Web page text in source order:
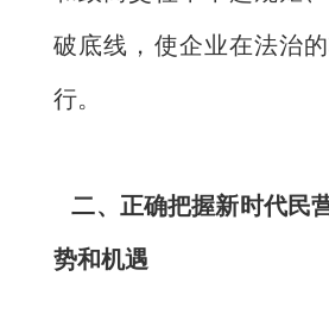
破底线，使企业在法治
行。
二、正确把握新时代民
势和机遇